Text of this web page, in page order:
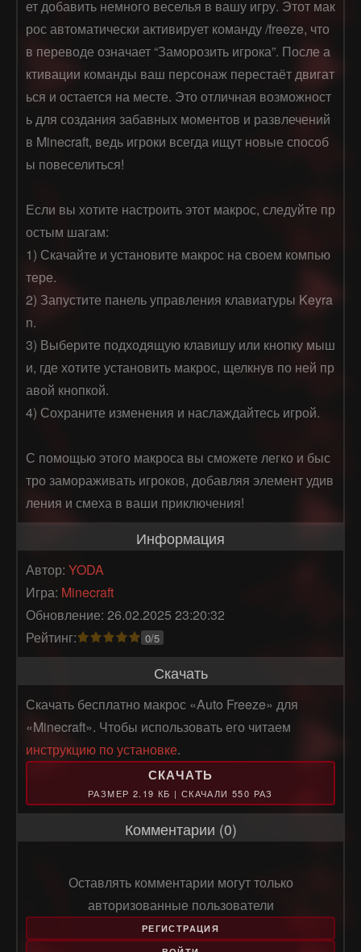
ет добавить немного веселья в вашу игру. Этот мак
рос автоматически активирует команду /freeze, что
в переводе означает “Заморозить игрока”. После а
ктивации команды ваш персонаж перестаёт двигат
ься и остается на месте. Это отличная возможност
ь для создания забавных моментов и развлечений
в Minecraft, ведь игроки всегда ищут новые способ
ы повеселиться!
Если вы хотите настроить этот макрос, следуйте пр
остым шагам:
1) Скачайте и установите макрос на своем компью
тере.
2) Запустите панель управления клавиатуры Keyra
n.
3) Выберите подходящую клавишу или кнопку мыш
и, где хотите установить макрос, щелкнув по ней пр
авой кнопкой.
4) Сохраните изменения и наслаждайтесь игрой.
С помощью этого макроса вы сможете легко и быс
тро замораживать игроков, добавляя элемент удив
ления и смеха в ваши приключения!
Информация
Автор: YODA
Игра: Minecraft
Обновление: 26.02.2025 23:20:32
Рейтинг:
0/5
Скачать
Скачать бесплатно макрос «Auto Freeze» для
«Minecraft». Чтобы использовать его читаем
инструкцию по установке.
СКАЧАТЬ
РАЗМЕР 2.19 КБ | СКАЧАЛИ 550 РАЗ
Комментарии (0)
Оставлять комментарии могут только
авторизованные пользователи
РЕГИСТРАЦИЯ